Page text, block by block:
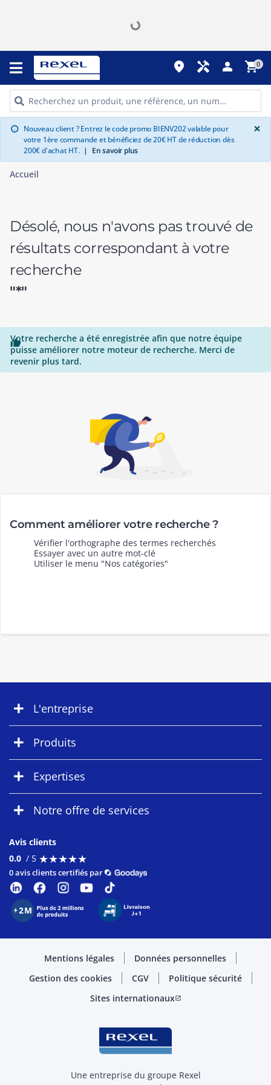
place handyman person shopping_cart0
info Nouveau client ? Entrez le code promo BIENV202 valable pour
votre 1ère commande et bénéficiez de 20€ HT de réduction dès
200€ d'achat HT. | En savoir plus
×
Accueil
Désolé, nous n'avons pas trouvé de
résultats correspondant à votre
recherche
"*"

Votre recherche a été enregistrée afin que notre équipe
puisse améliorer notre moteur de recherche. Merci de
revenir plus tard.
Comment améliorer votre recherche ?
Vérifier l'orthographe des termes recherchés
Essayer avec un autre mot-clé
Utiliser le menu "Nos catégories"
L'entreprise
Produits
Expertises
Notre offre de services
Avis clients
0.0 / 5 ★★★★★
★★★★★
0 avis clients certifiés par
Mentions légales
Données personnelles
Gestion des cookies
CGV
Politique sécurité
Sites internationauxopen_in_new
Une entreprise du groupe Rexel